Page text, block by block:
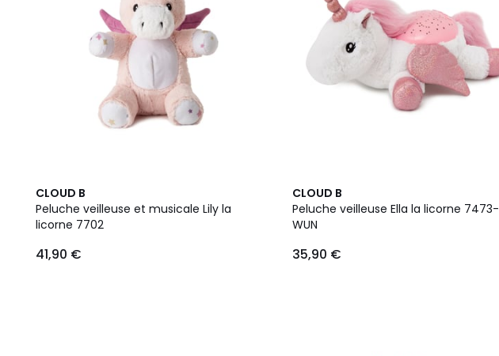
CLOUD B
Peluche veilleuse et musicale Lily la
licorne 7702
41,90 €
CLOUD B
Peluche veilleuse Ella la licorne 7473-
WUN
35,90 €